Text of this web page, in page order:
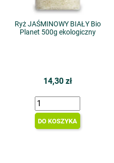
Ryż JAŚMINOWY BIAŁY Bio
Planet 500g ekologiczny
14,30 zł
DO KOSZYKA